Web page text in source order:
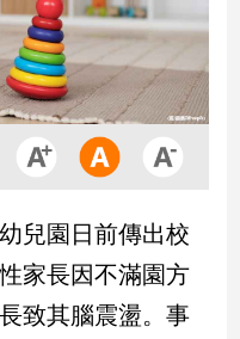
兒園日前傳出校
家長因不滿園方
致其腦震盪。事